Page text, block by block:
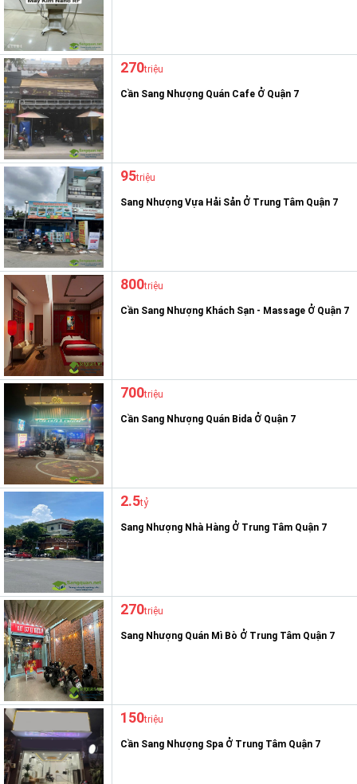
270triệu
Cần Sang Nhượng Quán Cafe Ở Quận 7
95triệu
Sang Nhượng Vựa Hải Sản Ở Trung Tâm Quận 7
800triệu
Cần Sang Nhượng Khách Sạn - Massage Ở Quận 7
700triệu
Cần Sang Nhượng Quán Bida Ở Quận 7
2.5tỷ
Sang Nhượng Nhà Hàng Ở Trung Tâm Quận 7
270triệu
Sang Nhượng Quán Mì Bò Ở Trung Tâm Quận 7
150triệu
Cần Sang Nhượng Spa Ở Trung Tâm Quận 7